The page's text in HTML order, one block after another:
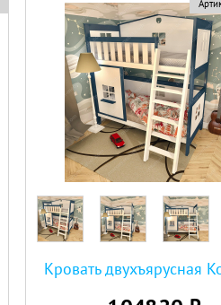
Кровать двухъярусная